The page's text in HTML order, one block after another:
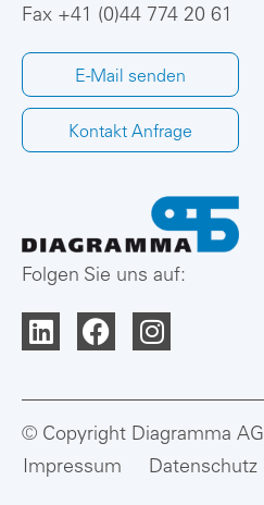
Fax +41 (0)44 774 20 61
E-Mail senden
Kontakt Anfrage
Folgen Sie uns auf:
© Copyright Diagramma AG
Impressum
Datenschutz